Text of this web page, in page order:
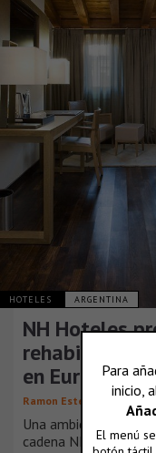
HOTELES ARGENTINA
NH Hoteles
rehabilitación
en European
Ramon Esteve Estudio
Una ambiciosa obra
cadena NH Hoteles